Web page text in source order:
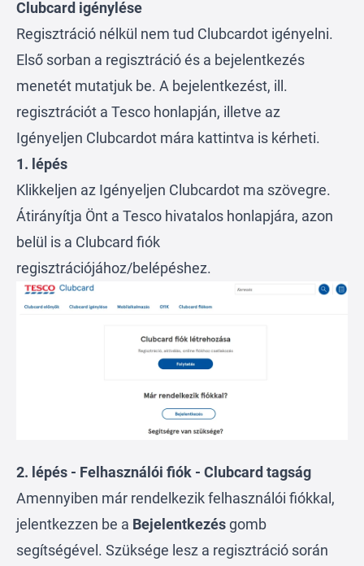
Clubcard igénylése
Regisztráció nélkül nem tud Clubcardot igényelni.
Első sorban a regisztráció és a bejelentkezés
menetét mutatjuk be. A bejelentkezést, ill.
regisztrációt a Tesco honlapján, illetve az
Igényeljen Clubcardot mára kattintva is kérheti.
1. lépés
Klikkeljen az Igényeljen Clubcardot ma szövegre.
Átirányítja Önt a Tesco hivatalos honlapjára, azon
belül is a Clubcard fiók
regisztrációjához/belépéshez.
2. lépés - Felhasználói fiók - Clubcard tagság
Amennyiben már rendelkezik felhasználói fiókkal,
jelentkezzen be a Bejelentkezésgomb
segítségével. Szüksége lesz a regisztráció során